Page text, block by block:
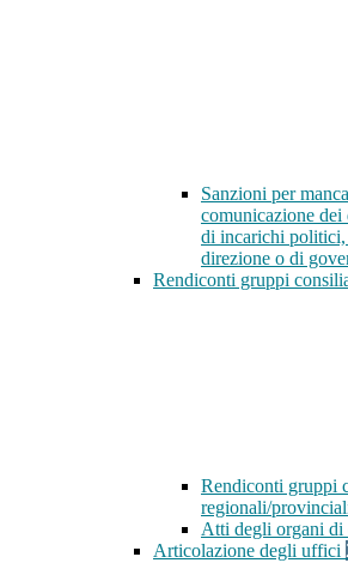
Sanzioni per
comunicazione dei
di incarichi
direzione o di
Rendiconti gruppi
Rendiconti gruppi
regionali/
Atti degli organi di
Articolazione degli uffici